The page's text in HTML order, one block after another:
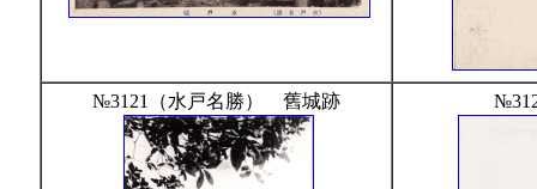
№3121（水戸名勝） 舊城跡